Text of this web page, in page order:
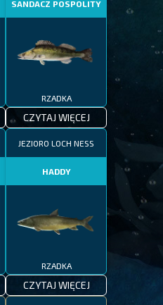
SANDACZ POSPOLITY
RZADKA
CZYTAJ WIĘCEJ
JEZIORO LOCH NESS
HADDY
RZADKA
CZYTAJ WIĘCEJ